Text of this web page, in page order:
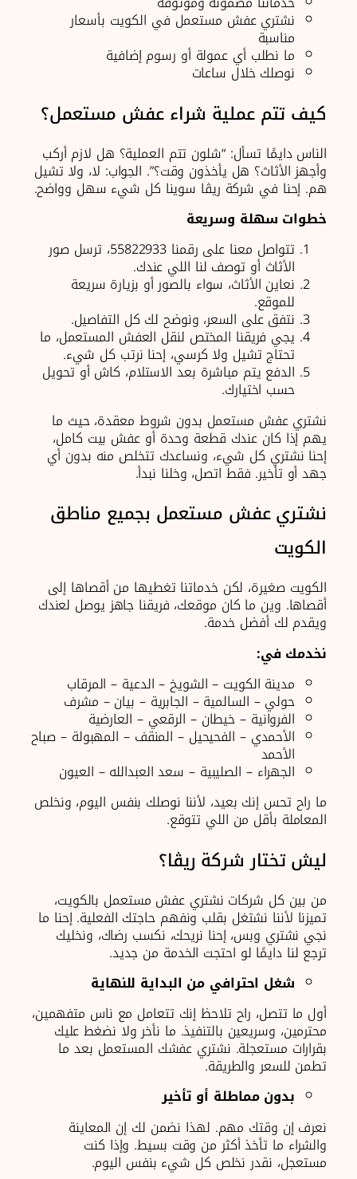
نشتري عفش مستعمل في الكويت بأسعار
مناسبة
ما نطلب أي عمولة أو رسوم إضافية
نوصلك خلال ساعات
كيف تتم عملية شراء عفش مستعمل؟
الناس دايمًا تسأل: “شلون تتم العملية؟ هل لازم أركب
وأجهز الأثاث؟ هل يأخذون وقت؟”. الجواب: لا، ولا تشيل
هم. إحنا في شركة ريڨا سوينا كل شيء سهل وواضح.
خطوات سهلة وسريعة
تتواصل معنا على رقمنا 55822933، ترسل صور
الأثاث أو توصف لنا اللي عندك.
نعاين الأثاث، سواء بالصور أو بزيارة سريعة
للموقع.
نتفق على السعر، ونوضح لك كل التفاصيل.
يجي فريقنا المختص لنقل العفش المستعمل، ما
تحتاج تشيل ولا كرسي، إحنا نرتب كل شيء.
الدفع يتم مباشرة بعد الاستلام، كاش أو تحويل
حسب اختيارك.
نشتري عفش مستعمل بدون شروط معقدة، حيث ما
يهم إذا كان عندك قطعة وحدة أو عفش بيت كامل،
إحنا نشتري كل شيء، ونساعدك تتخلص منه بدون أي
جهد أو تأخير. فقط اتصل، وخلنا نبدأ.
نشتري عفش مستعمل بجميع مناطق
الكويت
الكويت صغيرة، لكن خدماتنا تغطيها من أقصاها إلى
أقصاها. وين ما كان موقعك، فريقنا جاهز يوصل لعندك
ويقدم لك أفضل خدمة.
نخدمك في:
مدينة الكويت – الشويخ – الدعية – المرقاب
حولي – السالمية – الجابرية – بيان – مشرف
الفروانية – خيطان – الرقعي – العارضية
الأحمدي – الفحيحيل – المنقف – المهبولة – صباح
الأحمد
الجهراء – الصليبية – سعد العبدالله – العيون
ما راح تحس إنك بعيد، لأننا نوصلك بنفس اليوم، ونخلص
المعاملة بأقل من اللي تتوقع.
ليش تختار شركة ريڨا؟
من بين كل شركات نشتري عفش مستعمل بالكويت،
تميزنا لأننا نشتغل بقلب ونفهم حاجتك الفعلية. إحنا ما
نجي نشتري وبس، إحنا نريحك، نكسب رضاك، ونخليك
ترجع لنا دايمًا لو احتجت الخدمة من جديد.
شغل احترافي من البداية للنهاية
أول ما تتصل، راح تلاحظ إنك تتعامل مع ناس متفهمين،
محترمين، وسريعين بالتنفيذ. ما نأخر ولا نضغط عليك
بقرارات مستعجلة. نشتري عفشك المستعمل بعد ما
تطمن للسعر والطريقة.
بدون مماطلة أو تأخير
نعرف إن وقتك مهم. لهذا نضمن لك إن المعاينة
والشراء ما تأخذ أكثر من وقت بسيط. وإذا كنت
مستعجل، نقدر نخلص كل شيء بنفس اليوم.